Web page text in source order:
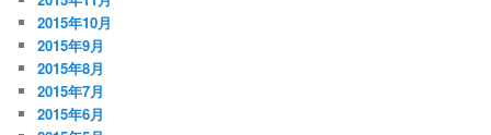
2015年10月
2015年9月
2015年8月
2015年7月
2015年6月